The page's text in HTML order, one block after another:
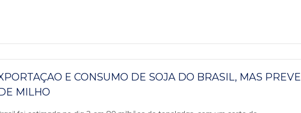
E CONSUMO DE SOJA DO BRASIL, MAS PREVE
MILHO